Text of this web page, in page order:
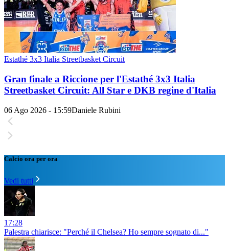
Estathé 3x3 Italia Streetbasket Circuit
Gran finale a Riccione per l'Estathé 3x3 Italia
Streetbasket Circuit: All Star e DKB regine d'Italia
06 Ago 2026 - 15:59Daniele Rubini
Calcio ora per ora
Vedi tutti
17:28
Palestra chiarisce: "Perché il Chelsea? Ho sempre sognato di..."